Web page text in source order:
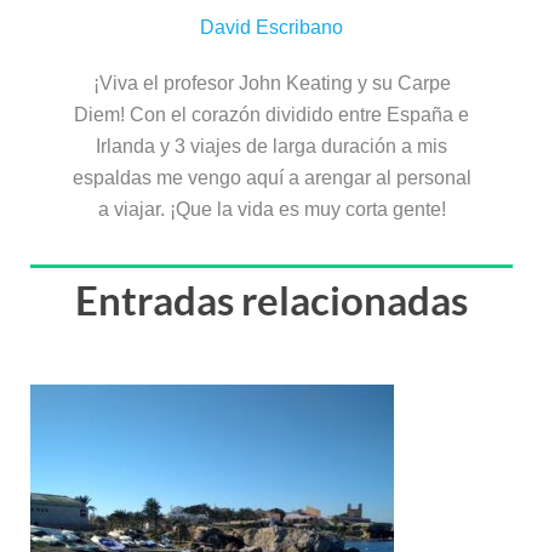
David Escribano
¡Viva el profesor John Keating y su Carpe
Diem! Con el corazón dividido entre España e
Irlanda y 3 viajes de larga duración a mis
espaldas me vengo aquí a arengar al personal
a viajar. ¡Que la vida es muy corta gente!
Entradas relacionadas